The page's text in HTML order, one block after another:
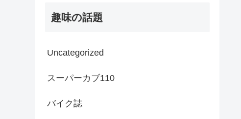
趣味の話題
Uncategorized
スーパーカブ110
バイク誌